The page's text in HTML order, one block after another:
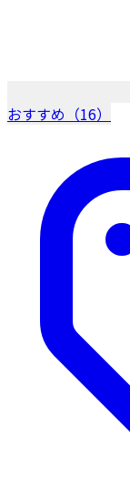
おすすめ（16）